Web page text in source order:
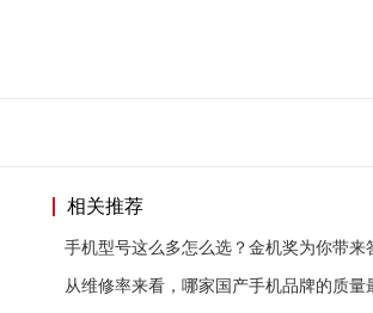
相关推荐
手机型号这么多怎么选？金机奖为你带来
从维修率来看，哪家国产手机品牌的质量